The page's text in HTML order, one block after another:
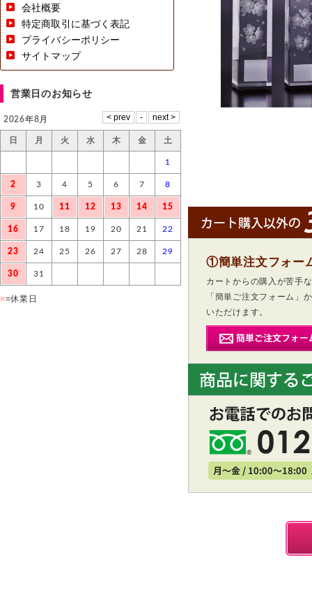
①簡単注文フォー
カートからの購入が苦手
「簡単ご注文フォーム」
いただけます。
会社概要
特定商取引に基づく表記
プライバシーポリシー
サイトマップ
営業日のお知らせ
2026年8月
日 月 火 水 木 金 土
1
2 3 4 5 6 7 8
9 10 11 12 13 14 15
16 17 18 19 20 21 22
23 24 25 26 27 28 29
30 31
■=休業日